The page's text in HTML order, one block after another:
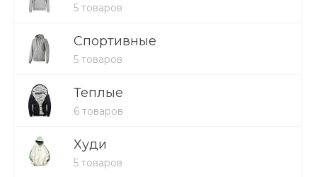
5 товаров
Спортивные
5 товаров
Теплые
6 товаров
Худи
5 товаров